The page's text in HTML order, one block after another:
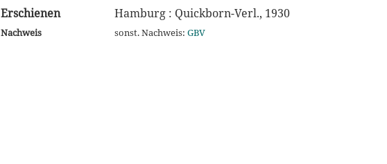
Erschienen
Hamburg : Quickborn-Verl., 1930
Nachweis sonst. Nachweis: GBV